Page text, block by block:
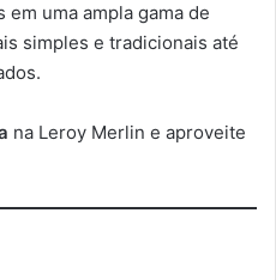
uma ampla gama de
simples e tradicionais até
na Leroy Merlin e aproveite